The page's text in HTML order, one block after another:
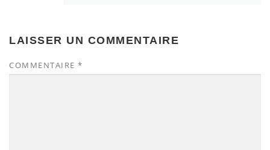
LAISSER UN COMMENTAIRE
COMMENTAIRE *